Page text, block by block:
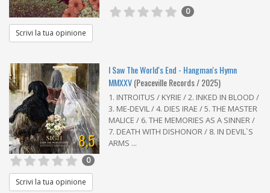
0
Scrivi la tua opinione
8,5
I Saw The World's End - Hangman's Hymn
MMXXV(Peaceville Records / 2025)
1. INTROITUS / KYRIE / 2. INKED IN BLOOD /
3. ME-DEVIL / 4. DIES IRAE / 5. THE MASTER
MALICE / 6. THE MEMORIES AS A SINNER /
7. DEATH WITH DISHONOR / 8. IN DEVIL`S
ARMS ...
0
Scrivi la tua opinione